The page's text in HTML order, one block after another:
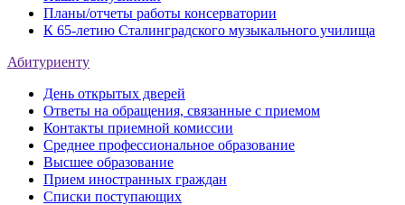
Планы/отчеты работы консерватории
К 65-летию Сталинградского музыкального училища
Абитуриенту
День открытых дверей
Ответы на обращения, связанные с приемом
Контакты приемной комиссии
Среднее профессиональное образование
Высшее образование
Прием иностранных граждан
Списки поступающих